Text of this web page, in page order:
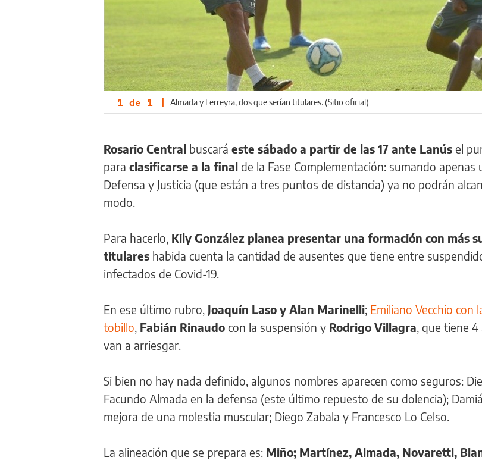
1 de 1 | Almada y Ferreyra, dos que serían titulares. (Sitio oficial)
Rosario Central buscará este sábado a partir de las 17 ante Lanús el
para clasificarse a la final de la Fase Complementación: sumando
Defensa y Justicia (que están a tres puntos de distancia) ya no podrán
modo.
Para hacerlo, Kily González planea presentar una formación con más
titulares habida cuenta la cantidad de ausentes que tiene entre
infectados de Covid-19.
En ese último rubro, Joaquín Laso y Alan Marinelli; Emiliano Vecchio con
tobillo Fabián Rinaudo con la suspensión y Rodrigo Villagra , que tiene
van a arriesgar.
Si bien no hay nada definido, algunos nombres aparecen como seguros:
Facundo Almada en la defensa (este último repuesto de su dolencia);
mejora de una molestia muscular; Diego Zabala y Francesco Lo Celso.
La alineación que se prepara es: Miño; Martínez, Almada, Novaretti,